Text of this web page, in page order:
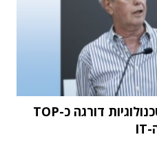
מחקר STKI השנתי: וואן טכנולוגיות דורגה כ-TOP